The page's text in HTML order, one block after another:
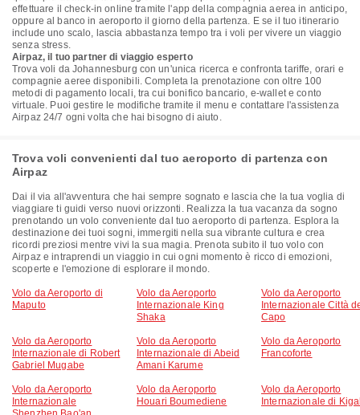
effettuare il check-in online tramite l'app della compagnia aerea in anticipo,
oppure al banco in aeroporto il giorno della partenza. E se il tuo itinerario
include uno scalo, lascia abbastanza tempo tra i voli per vivere un viaggio
senza stress.
Airpaz, il tuo partner di viaggio esperto
Trova voli da Johannesburg con un'unica ricerca e confronta tariffe, orari e
compagnie aeree disponibili. Completa la prenotazione con oltre 100
metodi di pagamento locali, tra cui bonifico bancario, e-wallet e conto
virtuale. Puoi gestire le modifiche tramite il menu e contattare l'assistenza
Airpaz 24/7 ogni volta che hai bisogno di aiuto.
Trova voli convenienti dal tuo aeroporto di partenza con
Airpaz
Dai il via all'avventura che hai sempre sognato e lascia che la tua voglia di
viaggiare ti guidi verso nuovi orizzonti. Realizza la tua vacanza da sogno
prenotando un volo conveniente dal tuo aeroporto di partenza. Esplora la
destinazione dei tuoi sogni, immergiti nella sua vibrante cultura e crea
ricordi preziosi mentre vivi la sua magia. Prenota subito il tuo volo con
Airpaz e intraprendi un viaggio in cui ogni momento è ricco di emozioni,
scoperte e l'emozione di esplorare il mondo.
Volo da Aeroporto di
Maputo
Volo da Aeroporto
Internazionale King
Shaka
Volo da Aeroporto
Internazionale Città
Capo
Volo da Aeroporto
Internazionale di Robert
Gabriel Mugabe
Volo da Aeroporto
Internazionale di Abeid
Amani Karume
Volo da Aeroporto
Francoforte
Volo da Aeroporto
Internazionale
Volo da Aeroporto
Houari Boumediene
Volo da Aeroporto
Internazionale di